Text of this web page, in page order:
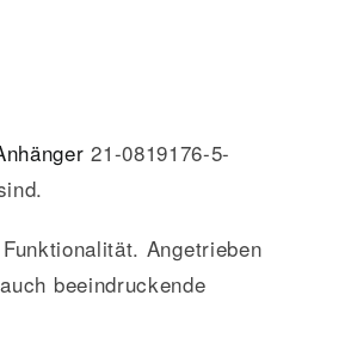
21-0819176-5-
Angetrieben
beeindruckende